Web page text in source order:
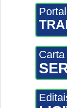
Carta